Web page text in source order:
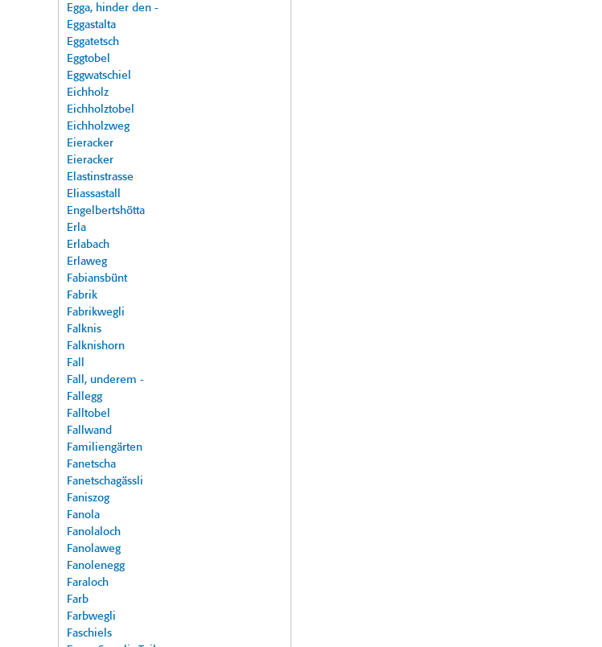
Egga, hinder den -
Eggastalta
Eggatetsch
Eggtobel
Eggwatschiel
Eichholz
Eichholztobel
Eichholzweg
Eieracker
Eieracker
Elastinstrasse
Eliassastall
Engelbertshötta
Erla
Erlabach
Erlaweg
Fabiansbünt
Fabrik
Fabrikwegli
Falknis
Falknishorn
Fall
Fall, underem -
Fallegg
Falltobel
Fallwand
Familiengärten
Fanetscha
Fanetschagässli
Faniszog
Fanola
Fanolaloch
Fanolaweg
Fanolenegg
Faraloch
Farb
Farbwegli
Faschiels